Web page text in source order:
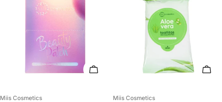
AÑADIR AL CARRITO
Proveedor:
Miis Cosmetics Proveedor:
Miis Cosmetics